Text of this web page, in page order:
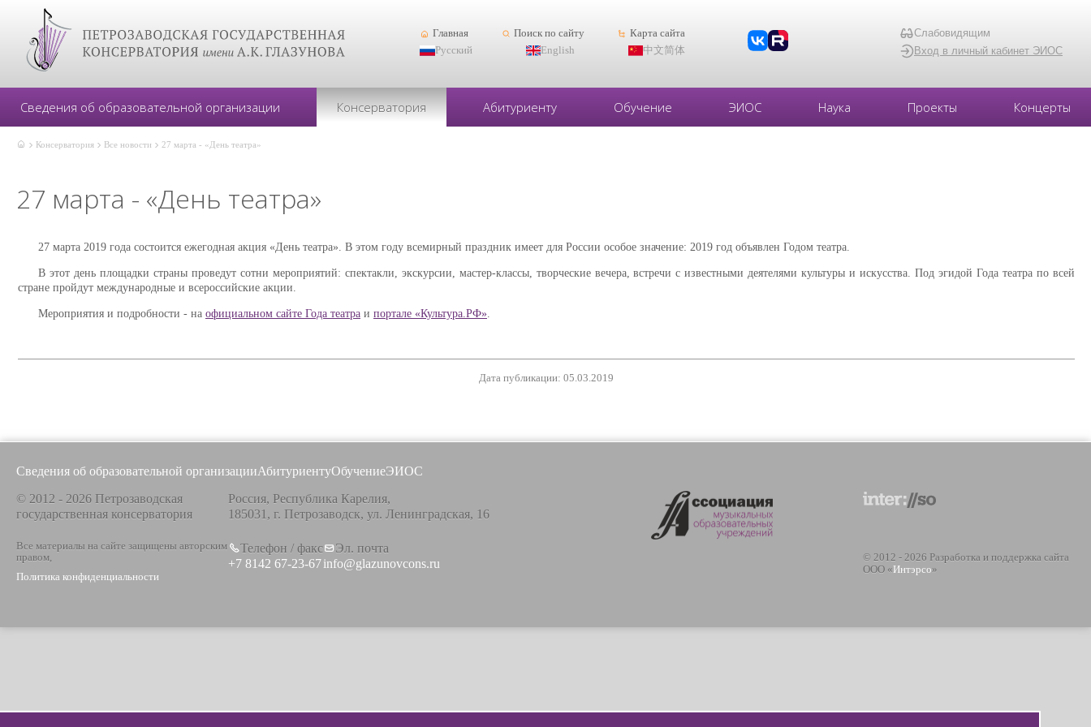
Главная Поиск по сайту
Карта сайта
Русский
English 中文简体
Слабовидящим
Вход в личный кабинет ЭИОС
Сведения об образовательной организации Консерватория Абитуриенту Обучение ЭИОС Наука Проекты Концерты
Консерватория Все новости 27 марта - «День театра»
27 марта - «День театра»
27 марта 2019 года состоится ежегодная акция «День театра». В этом году всемирный праздник имеет для России особое значение: 2019 год объявлен Годом театра.
В этот день площадки страны проведут сотни мероприятий: спектакли, экскурсии, мастер-классы, творческие вечера, встречи с известными деятелями культуры и искусства. Под эгидой Года театра по всей
стране пройдут международные и всероссийские акции.
Мероприятия и подробности - на официальном сайте Года театра и портале «Культура.РФ».
Дата публикации: 05.03.2019
Сведения об образовательной организацииАбитуриентуОбучениеЭИОС
© 2012 - 2026 Петрозаводская
государственная консерватория
Все материалы на сайте защищены авторским
правом,
Политика конфиденциальности
Россия, Республика Карелия,
185031, г. Петрозаводск, ул. Ленинградская, 16
Телефон / факс
+7 8142 67-23-67
Эл. почта
info@glazunovcons.ru
© 2012 - 2026 Разработка и поддержка сайта
ООО « Интэрсо»